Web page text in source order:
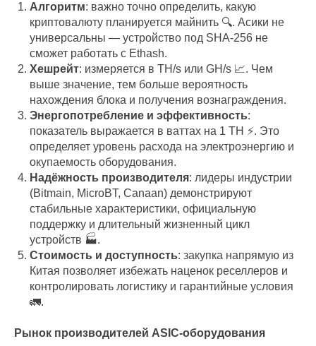
Алгоритм: важно точно определить, какую
криптовалюту планируется майнить 🔍. Асики не
универсальны — устройство под SHA-256 не
сможет работать с Ethash.
Хешрейт: измеряется в TH/s или GH/s 📈. Чем
выше значение, тем больше вероятность
нахождения блока и получения вознаграждения.
Энергопотребление и эффективность:
показатель выражается в ваттах на 1 TH ⚡. Это
определяет уровень расхода на электроэнергию и
окупаемость оборудования.
Надёжность производителя: лидеры индустрии
(Bitmain, MicroBT, Canaan) демонстрируют
стабильные характеристики, официальную
поддержку и длительный жизненный цикл
устройств 🏭.
Стоимость и доступность: закупка напрямую из
Китая позволяет избежать наценок реселлеров и
контролировать логистику и гарантийные условия
🚛.
Рынок производителей ASIC-оборудования